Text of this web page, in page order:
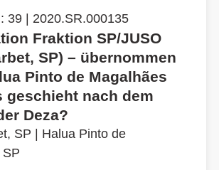
39 | 2020.SR.000135
Fraktion SP/JUSO
SP) – übernommen
Pinto de Magalhães
geschieht nach dem
Deza?
SP
Halua Pinto de